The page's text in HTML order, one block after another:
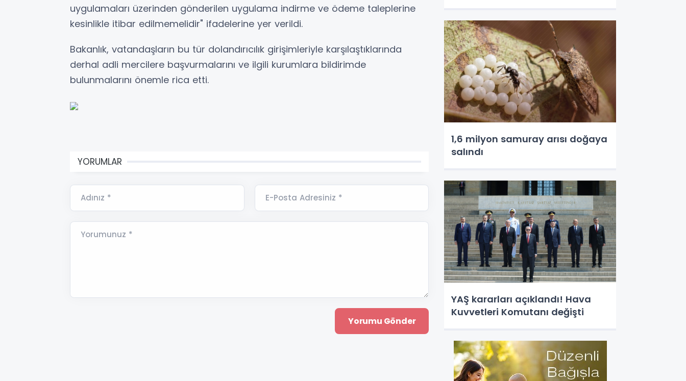
uygulamaları üzerinden gönderilen uygulama indirme ve ödeme taleplerine
kesinlikle itibar edilmemelidir" ifadelerine yer verildi.
Bakanlık, vatandaşların bu tür dolandırıcılık girişimleriyle karşılaştıklarında
derhal adli mercilere başvurmalarını ve ilgili kurumlara bildirimde
bulunmalarını önemle rica etti.
YORUMLAR
Adınız * E-Posta Adresiniz *
Yorumunuz *
1,6 milyon samuray arısı doğaya
salındı
YAŞ kararları açıklandı! Hava
Kuvvetleri Komutanı değişti